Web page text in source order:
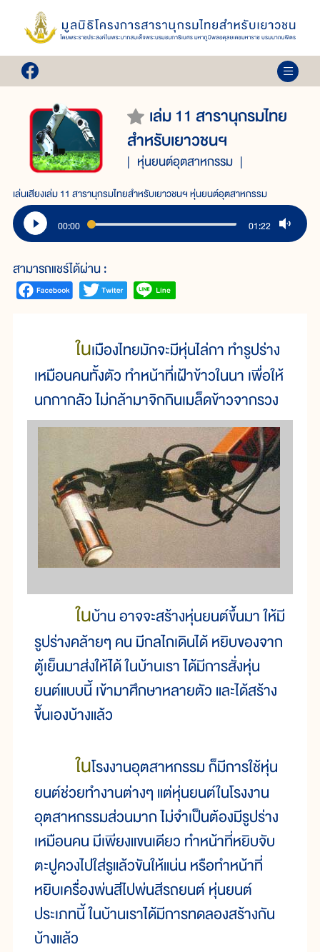
เล่ม 11 สารานุกรมไทย
สำหรับเยาวชนฯ
หุ่นยนต์อุตสาหกรรม
เล่นเสียงเล่ม 11 สารานุกรมไทยสำหรับเยาวชนฯ หุ่นยนต์อุตสาหกรรม
00:00 01:22
สามารถแชร์ได้ผ่าน :
ในเมืองไทยมักจะมีหุ่นไล่กา ทำรูปร่าง
เหมือนคนทั้งตัว ทำหน้าที่เฝ้าข้าวในนา เพื่อให้
นกกากลัว ไม่กล้ามาจิกกินเมล็ดข้าวจากรวง
ในบ้าน อาจจะสร้างหุ่นยนต์ขึ้นมา ให้มี
รูปร่างคล้ายๆ คน มีกลไกเดินได้ หยิบของจาก
ตู้เย็นมาส่งให้ได้ ในบ้านเรา ได้มีการสั่งหุ่น
ยนต์แบบนี้ เข้ามาศึกษาหลายตัว และได้สร้าง
ขึ้นเองบ้างแล้ว
ในโรงงานอุตสาหกรรม ก็มีการใช้หุ่น
ยนต์ช่วยทำงานต่างๆ แต่หุ่นยนต์ในโรงงาน
อุตสาหกรรมส่วนมาก ไม่จำเป็นต้องมีรูปร่าง
เหมือนคน มีเพียงแขนเดียว ทำหน้าที่หยิบจับ
ตะปูควงไปใส่รูแล้วขันให้แน่น หรือทำหน้าที่
หยิบเครื่องพ่นสีไปพ่นสีรถยนต์ หุ่นยนต์
ประเภทนี้ ในบ้านเราได้มีการทดลองสร้างกัน
บ้างแล้ว